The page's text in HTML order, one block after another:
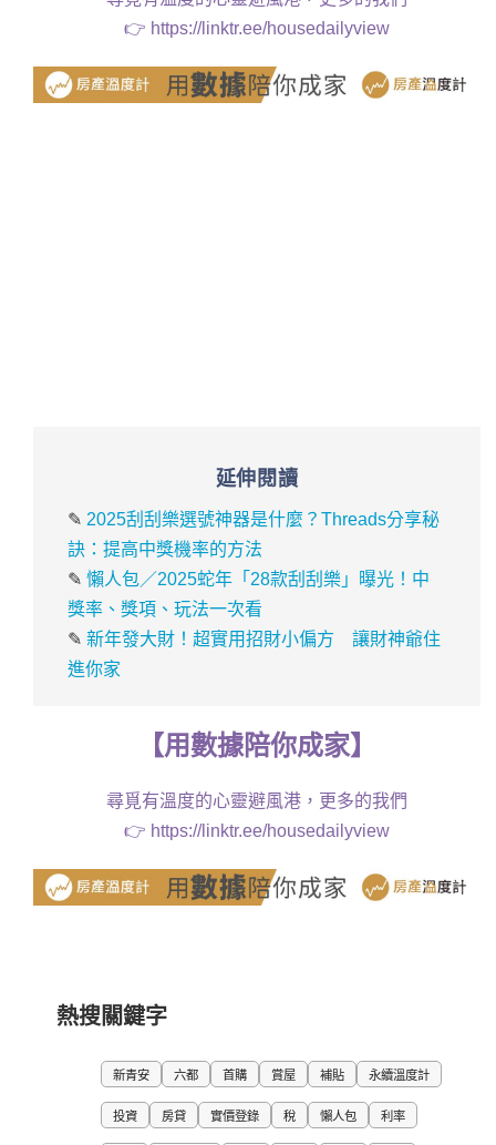
👉 https://linktr.ee/housedailyview
延伸閱讀
✎ 2025刮刮樂選號神器是什麼？Threads分享秘
訣：提高中獎機率的方法
✎懶人包／2025蛇年「28款刮刮樂」曝光！中
獎率、獎項、玩法一次看
✎新年發大財！超實用招財小偏方 讓財神爺住
進你家
【用數據陪你成家】
尋覓有溫度的心靈避風港，更多的我們
👉 https://linktr.ee/housedailyview
熱搜關鍵字
新青安 六都 首購 賞屋 補貼 永續溫度計
投資 房貸 實價登錄 稅 懶人包 利率